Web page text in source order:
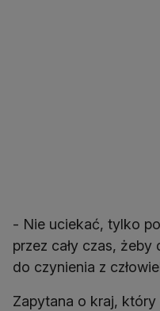
- Nie uciekać, tylko
przez cały czas, żeby
do czynienia z
Zapytana o kraj,